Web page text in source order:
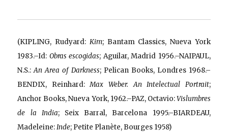
(KIPLING, Rudyard: Kim; Bantam Classics, Nueva York
1983.–Id: Obras escogidas; Aguilar, Madrid 1956.–NAIPAUL,
N.S.:An Area of Darkness; Pelican Books, Londres 1968.–
BENDIX, Reinhard:Max Weber. An Intelectual Portrait;
Anchor Books, Nueva York, 1962.–PAZ, Octavio:Vislumbres
de la India; Seix Barral, Barcelona 1995.–BIARDEAU,
Madeleine:Inde; Petite Planète, Bourges 1958)